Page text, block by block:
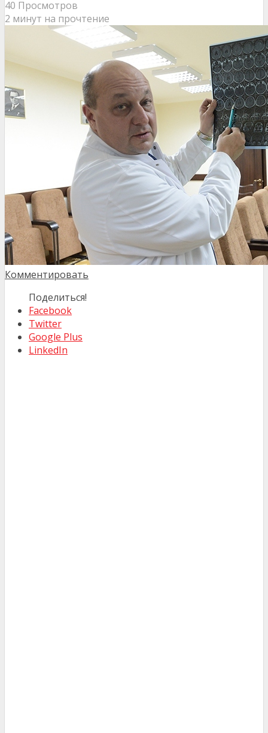
40 Просмотров
2 минут на прочтение
Комментировать
Поделиться!
Facebook
Twitter
Google Plus
LinkedIn